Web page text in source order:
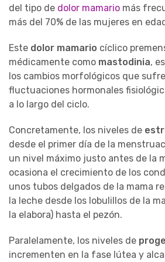
del tipo de dolor mamario más
más del 70% de las mujeres en
Este dolor mamario cíclico
médicamente como mastodinia,
los cambios morfológicos que
fluctuaciones hormonales
a lo largo del ciclo.
Concretamente, los niveles de
desde el primer día de la
un nivel máximo justo antes de la
ocasiona el crecimiento de los
unos tubos delgados de la mama
la leche desde los lobulillos de la
la elabora) hasta el pezón.
Paralelamente, los niveles de
incrementen en la fase lútea y